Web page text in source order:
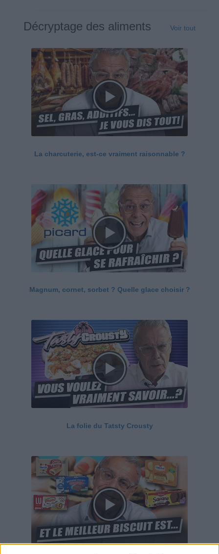
Décryptage des aliments Voir tout
La charcuterie, est-ce vraiment raisonnable ?
Magnum, cornet, sorbet ? Quelle glace choisir ?
La folie du Tatsty Crousty